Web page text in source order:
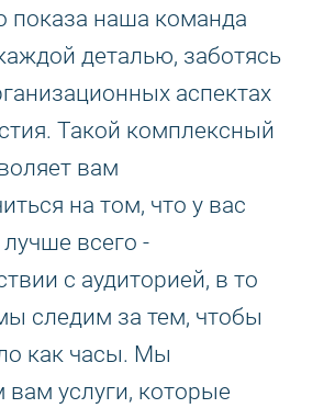
показа наша команда
деталью, заботясь
аспектах
Такой комплексный
вам
на том, что у вас
лучше всего -
с аудиторией, в то
следим за тем, чтобы
как часы. Мы
вам услуги, которые